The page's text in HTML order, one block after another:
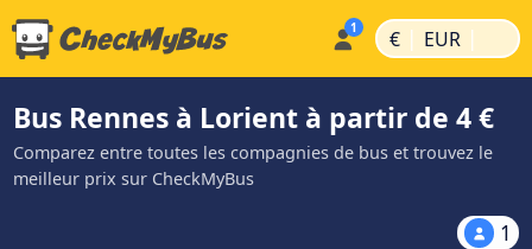
€ | EUR |
Bus Rennes à Lorient à partir de 4 €
Comparez entre toutes les compagnies de bus et trouvez le
meilleur prix sur CheckMyBus
1